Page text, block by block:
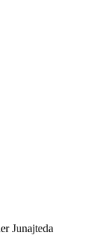
Junajteda